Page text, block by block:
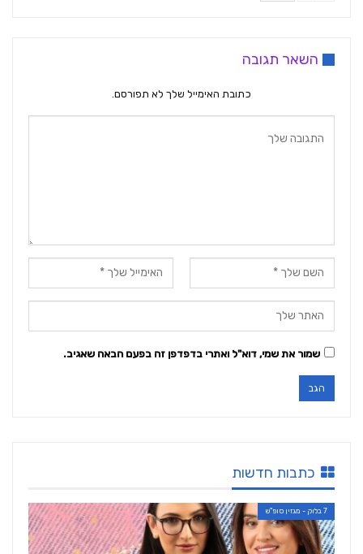
השאר תגובה
כתובת האימייל שלך לא תפורסם.
שמור את שמי, דוא"ל ואתרי בדפדפן זה בפעם הבאה שאגיב.
כתבות חדשות
7 בלוק - מגזין סופ"ש